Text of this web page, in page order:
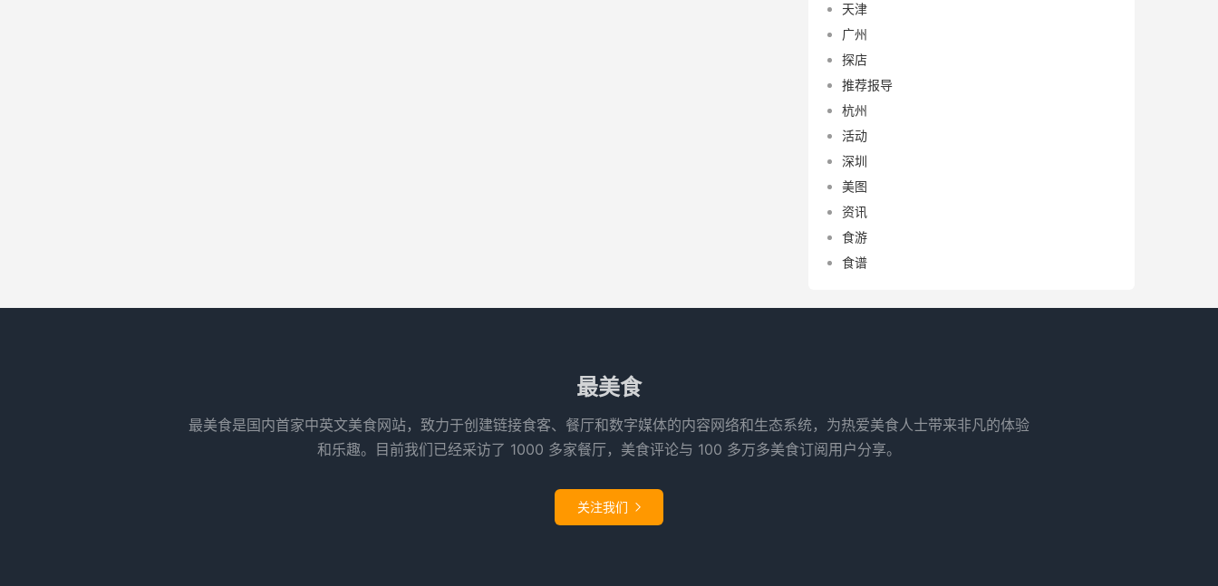
天津
广州
探店
推荐报导
杭州
活动
深圳
美图
资讯
食游
食谱
最美食
最美食是国内首家中英文美食网站，致力于创建链接食客、餐厅和数字媒体的内容网络和生态系统，为热爱美食人士带来非凡的体验
和乐趣。目前我们已经采访了 1000 多家餐厅，美食评论与 100 多万多美食订阅用户分享。
关注我们 